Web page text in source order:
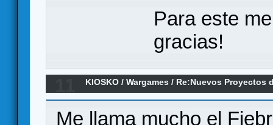
Para este
gracias!
KIOSKO /Wargames / Re:Nuevos Proyectos
Me llama mucho el